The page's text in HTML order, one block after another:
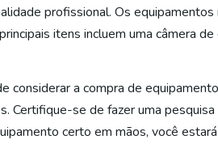
profissional. Os
itens incluem uma câmera
considerar a compra de
Certifique-se de fazer uma
certo em mãos, você